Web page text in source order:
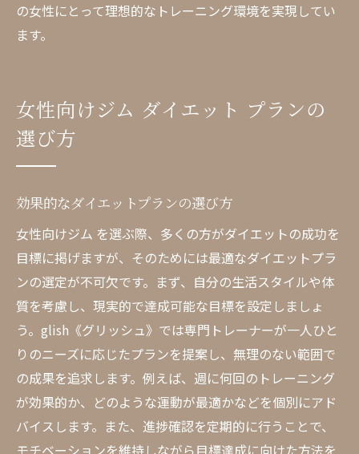
の女性にとって理想的なトレーニング環境を実現してい
ます。
女性向けジム ダイエット プランの
選び方
効果的なダイエットプランの選び方
女性向けジム を選ぶ際、多くの方がダイエットの成功を
目標に掲げますが、そのためには最適なダイエットプラ
ンの選定が不可欠です。まず、自分の生活スタイルや体
質を考慮し、現実的で達成可能な目標を設定しましょ
う。glish《グリッシュ》では専門トレーナーが一人ひと
りのニーズに応じたプランを提案し、無理のない範囲で
の成果を追求します。例えば、週に何回のトレーニング
が効果的か、どのような運動が最適かなどを個別にアド
バイスします。また、進捗確認を定期的に行うことで、
モチベーションを維持しながら目標達成に向けた方法を